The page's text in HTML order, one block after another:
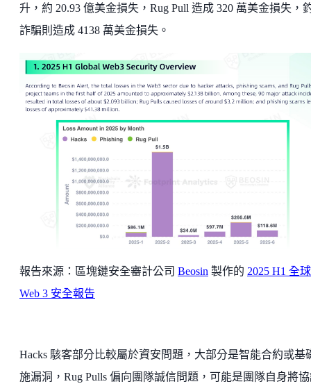
升，約 20.93 億美金損失，Rug Pull 造成 320 萬美金損失，
詐騙則造成 4138 萬美金損失。
報告來源：區塊鏈安全審計公司 Beosin 製作的 2025 H1 全球
Web 3 安全報告
Hacks 駭客部分比較屬於資安問題，大部分是智能合約或基
施漏洞，Rug Pulls 偏向團隊誠信問題，可能是團隊自身將